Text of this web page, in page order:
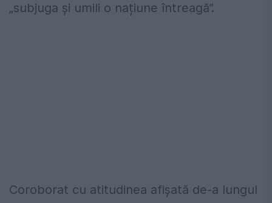
„subjuga și umili o națiune întreagă”.
Coroborat cu atitudinea afișată de-a lungul